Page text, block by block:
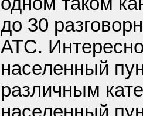
до 30
АТС.
населенный
различным